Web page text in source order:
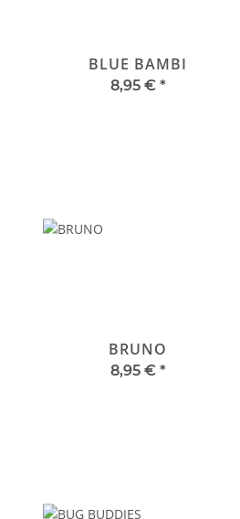
BLUE BAMBI
8,95 € *
BRUNO
8,95 € *